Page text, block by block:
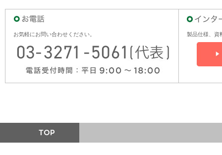
お気軽にお問い合わせください。 製品仕様、資